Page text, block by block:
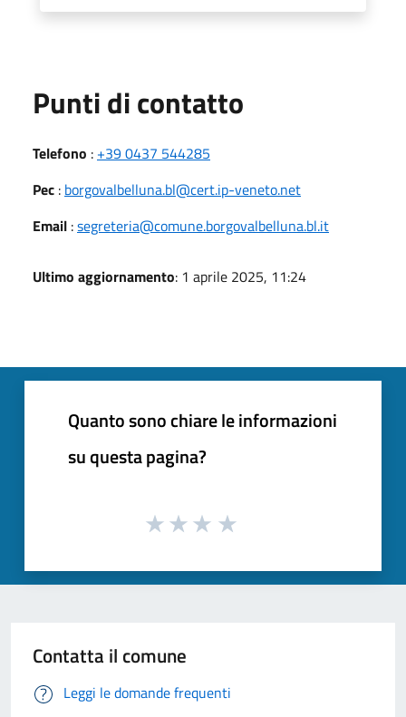
Punti di contatto
Telefono : +39 0437 544285
Pec : borgovalbelluna.bl@cert.ip-veneto.net
Email :segreteria@comune.borgovalbelluna.bl.it
Ultimo aggiornamento: 1 aprile 2025, 11:24
Quanto sono chiare le informazioni
su questa pagina?
Contatta il comune
Leggi le domande frequenti